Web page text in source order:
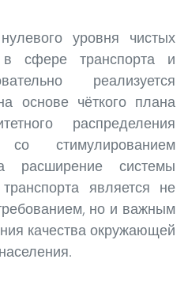
уровня чистых
сфере транспорта и
реализуется
основе чёткого плана
распределения
стимулированием
расширение системы
транспорта является не
но и важным
качества окружающей